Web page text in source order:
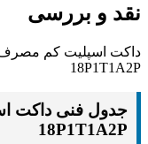
نقد و بررسی
18P1T1A2P
18P1T1A2P